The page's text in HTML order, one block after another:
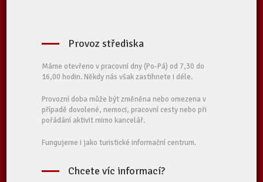
Provoz střediska
Máme otevřeno v pracovní dny (Po-Pá) od 7,30 do
16,00 hodin. Někdy nás však zastihnete i déle.
Provozní doba může být změněna nebo omezena v
případě dovolené, nemoci, pracovní cesty nebo při
pořádání aktivit mimo kancelář.
Fungujeme i jako turistické informační centrum.
Chcete víc informací?